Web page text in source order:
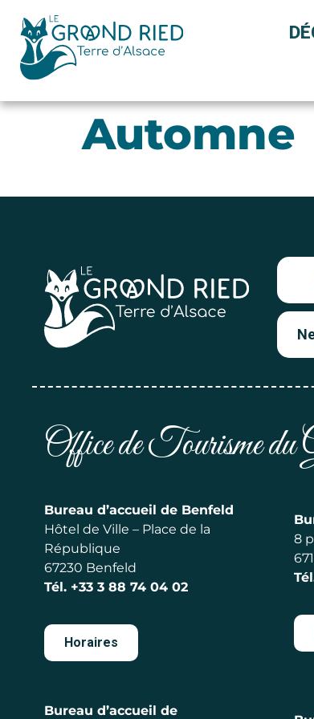
Automne
Office de Tourisme
Bureau d’accueil de Benfeld
Hôtel de Ville – Place de la
République
67230 Benfeld
Tél. +33 3 88 74 04 02
Horaires
8
Bureau d’accueil de